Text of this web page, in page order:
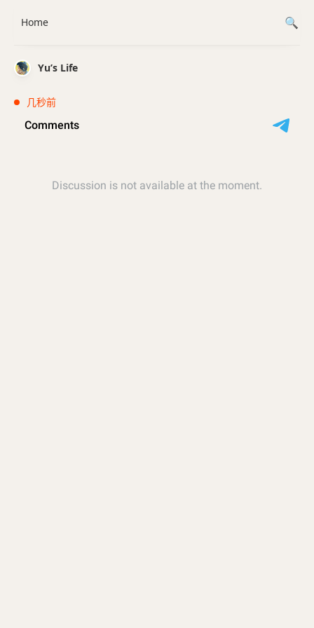
Yu’s Life
几秒前
Home